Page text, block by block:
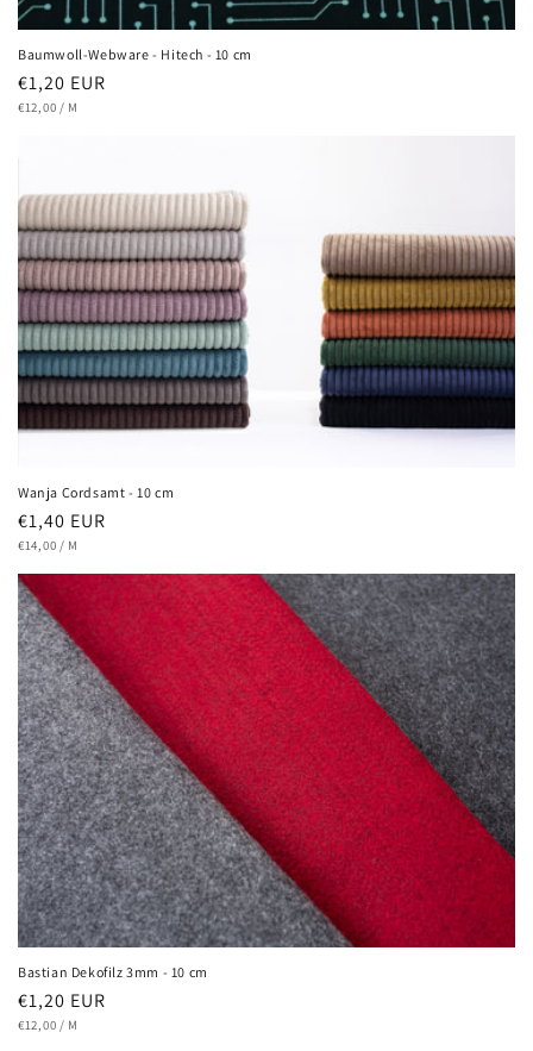
Baumwoll-Webware - Hitech - 10 cm
€1,20 EUR
€12,00 / M
Wanja Cordsamt - 10 cm
€1,40 EUR
€14,00 / M
Bastian Dekofilz 3mm - 10 cm
€1,20 EUR
€12,00 / M